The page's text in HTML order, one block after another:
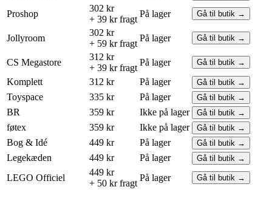
Proshop
302 kr
+ 39 kr fragt
På lager Gå til butik →
Jollyroom
302 kr
+ 59 kr fragt
På lager Gå til butik →
CS Megastore
312 kr
+ 39 kr fragt
På lager Gå til butik →
Komplett 312 kr På lager Gå til butik →
Toyspace 335 kr På lager Gå til butik →
BR 359 kr Ikke på lager Gå til butik →
føtex 359 kr Ikke på lager Gå til butik →
Bog & Idé 449 kr På lager Gå til butik →
Legekæden 449 kr På lager Gå til butik →
LEGO Officiel
449 kr
+ 50 kr fragt
På lager Gå til butik →